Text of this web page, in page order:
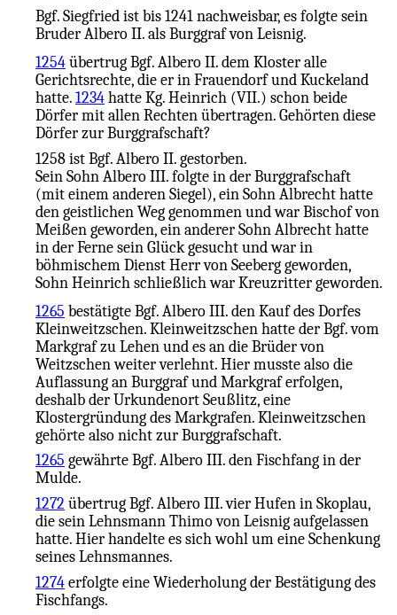
Bgf. Siegfried ist bis 1241 nachweisbar, es folgte sein
Bruder Albero II. als Burggraf von Leisnig.
1254 übertrug Bgf. Albero II. dem Kloster alle
Gerichtsrechte, die er in Frauendorf und Kuckeland
hatte. 1234 hatte Kg. Heinrich (VII.) schon beide
Dörfer mit allen Rechten übertragen. Gehörten diese
Dörfer zur Burggrafschaft?
1258 ist Bgf. Albero II. gestorben.
Sein Sohn Albero III. folgte in der Burggrafschaft
(mit einem anderen Siegel), ein Sohn Albrecht hatte
den geistlichen Weg genommen und war Bischof von
Meißen geworden, ein anderer Sohn Albrecht hatte
in der Ferne sein Glück gesucht und war in
böhmischem Dienst Herr von Seeberg geworden,
Sohn Heinrich schließlich war Kreuzritter geworden.
1265 bestätigte Bgf. Albero III. den Kauf des Dorfes
Kleinweitzschen. Kleinweitzschen hatte der Bgf. vom
Markgraf zu Lehen und es an die Brüder von
Weitzschen weiter verlehnt. Hier musste also die
Auflassung an Burggraf und Markgraf erfolgen,
deshalb der Urkundenort Seußlitz, eine
Klostergründung des Markgrafen. Kleinweitzschen
gehörte also nicht zur Burggrafschaft.
1265 gewährte Bgf. Albero III. den Fischfang in der
Mulde.
1272 übertrug Bgf. Albero III. vier Hufen in Skoplau,
die sein Lehnsmann Thimo von Leisnig aufgelassen
hatte. Hier handelte es sich wohl um eine Schenkung
seines Lehnsmannes.
1274 erfolgte eine Wiederholung der Bestätigung des
Fischfangs.